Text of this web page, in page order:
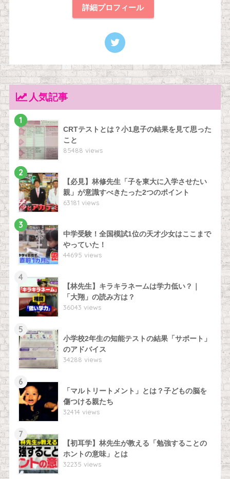
詳細プロフィール
人気記事
1
CRTテストとは？小1息子の結果を見て思った
こと
85488 views
2
【必見】林修先生「子を東大に入学させたい
親」が意識すべきたった2つのポイント
63181 views
3
中学受験！全国模試1位の天才少女はここまで
やっていた！
44695 views
4
【林先生】キラキラネームは学力低い？｜
「大翔」の読み方は？
36043 views
5
小学校2年生の知能テストの結果「サポート」
のアドバイス
34288 views
6
「マルトリートメント」とは？子どもの脳を
傷つける親たち
32414 views
7
【初耳学】林先生が教える「勉強することの
ホントの意味」とは
32235 views